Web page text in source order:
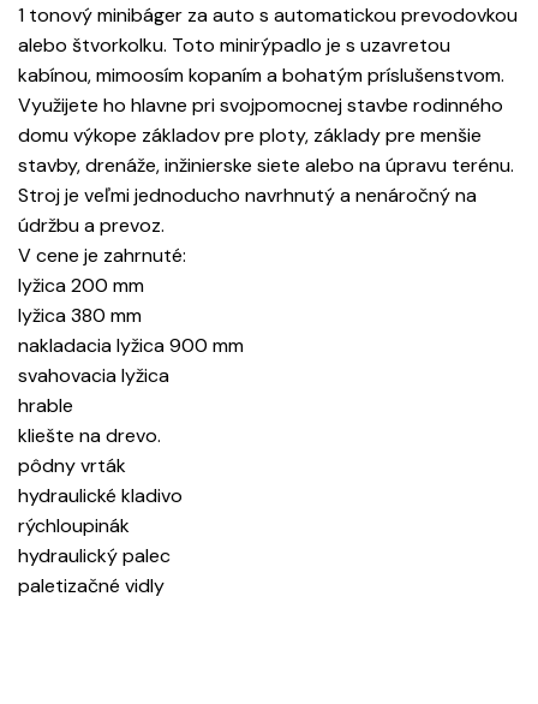
1 tonový minibáger za auto s automatickou prevodovkou
alebo štvorkolku. Toto minirýpadlo je s uzavretou
kabínou, mimoosím kopaním a bohatým príslušenstvom.
Využijete ho hlavne pri svojpomocnej stavbe rodinného
domu výkope základov pre ploty, základy pre menšie
stavby, drenáže, inžinierske siete alebo na úpravu terénu.
Stroj je veľmi jednoducho navrhnutý a nenáročný na
údržbu a prevoz.
V cene je zahrnuté:
lyžica 200 mm
lyžica 380 mm
nakladacia lyžica 900 mm
svahovacia lyžica
hrable
kliešte na drevo.
pôdny vrták
hydraulické kladivo
rýchloupinák
hydraulický palec
paletizačné vidly